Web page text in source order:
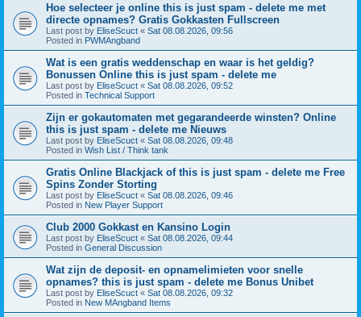
Hoe selecteer je online this is just spam - delete me met
directe opnames? Gratis Gokkasten Fullscreen
Last post by EliseScuct « Sat 08.08.2026, 09:56
Posted in PWMAngband
Wat is een gratis weddenschap en waar is het geldig?
Bonussen Online this is just spam - delete me
Last post by EliseScuct « Sat 08.08.2026, 09:52
Posted in Technical Support
Zijn er gokautomaten met gegarandeerde winsten? Online
this is just spam - delete me Nieuws
Last post by EliseScuct « Sat 08.08.2026, 09:48
Posted in Wish List / Think tank
Gratis Online Blackjack of this is just spam - delete me Free
Spins Zonder Storting
Last post by EliseScuct « Sat 08.08.2026, 09:46
Posted in New Player Support
Club 2000 Gokkast en Kansino Login
Last post by EliseScuct « Sat 08.08.2026, 09:44
Posted in General Discussion
Wat zijn de deposit- en opnamelimieten voor snelle
opnames? this is just spam - delete me Bonus Unibet
Last post by EliseScuct « Sat 08.08.2026, 09:32
Posted in New MAngband Items